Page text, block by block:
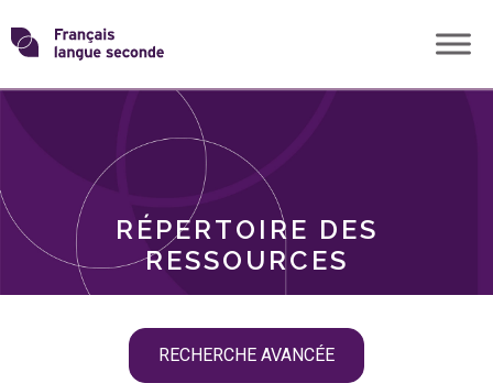
Skip
toTransformons
langue
RÉPERTOIRE DES
RESSOURCES
RECHERCHE AVANCÉE
THÈMES